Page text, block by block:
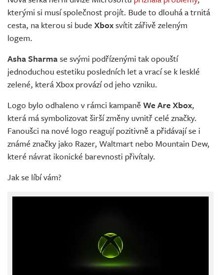
Živě
kterými si musí společnost projít. Bude to dlouhá a trnitá
cesta, na kterou si bude Xboxsvítit zářivě zeleným
logem.
Asha Sharmase svými podřízenými tak opouští
jednoduchou estetiku posledních let a vrací se k lesklé
zelené, která Xbox provází od jeho vzniku.
Logo bylo odhaleno v rámci kampaně We Are Xbox,
která má symbolizovat širší změny uvnitř celé značky.
Fanoušci na nové logo reagují pozitivně a přidávají se i
známé značky jako Razer, Waltmart nebo Mountain Dew,
které návrat ikonické barevnosti přivítaly.
Jak se líbí vám?